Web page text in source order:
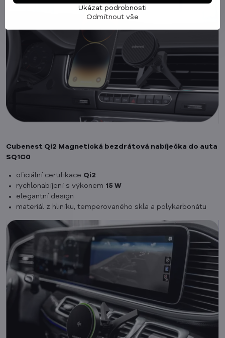
Cubenest Qi2 Magnetická bezdrátová nabíječka do auta
SQ1C0
oficiální certifikace Qi2
rychlonabíjení s výkonem 15 W
elegantní design
materiál z hliníku, temperovaného skla a polykarbonátu
Ukázat podrobnosti
Odmítnout vše